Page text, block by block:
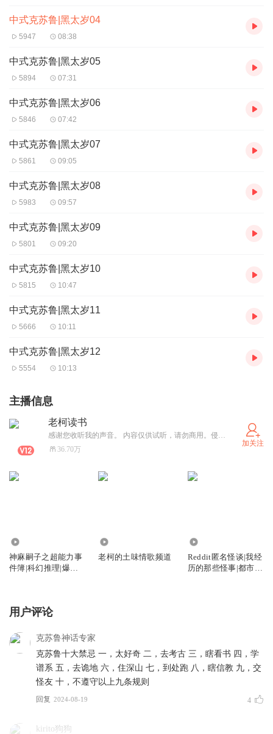
中式克苏鲁|黑太岁04
5947 08:38
中式克苏鲁|黑太岁05
5894 07:31
中式克苏鲁|黑太岁06
5846 07:42
中式克苏鲁|黑太岁07
5861 09:05
中式克苏鲁|黑太岁08
5983 09:57
中式克苏鲁|黑太岁09
5801 09:20
中式克苏鲁|黑太岁10
5815 10:47
中式克苏鲁|黑太岁11
5666 10:11
中式克苏鲁|黑太岁12
5554 10:13
主播信息
老柯读书
感谢您收听我的声音。 内容仅供试听，请勿商用。侵权必删。
36.70万
加关注
神麻嗣子之超能力事
件簿|科幻推理|爆笑
老柯的土味情歌频道
Reddit匿名怪谈|我经
历的那些怪事|都市传
用户评论
克苏鲁神话专家
克苏鲁十大禁忌 一，太好奇 二，去考古 三，瞎看书 四，学
谱系 五，去诡地 六，住深山 七，到处跑 八，瞎信教 九，交
怪友 十，不遵守以上九条规则
回复 2024-08-19 4
kirito狗狗